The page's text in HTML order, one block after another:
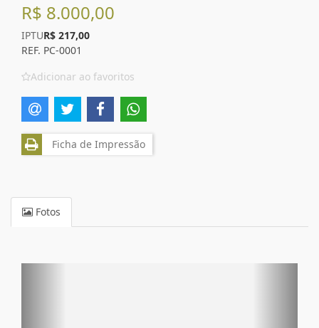
R$ 8.000,00
IPTUR$ 217,00
REF. PC-0001
Adicionar ao favoritos
Ficha de Impressão
Fotos